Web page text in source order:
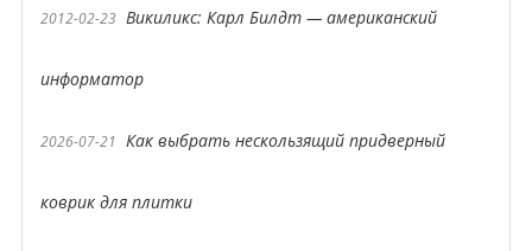
2012-02-23 Викиликс: Карл Билдт — американский
информатор
2026-07-21 Как выбрать нескользящий придверный
коврик для плитки